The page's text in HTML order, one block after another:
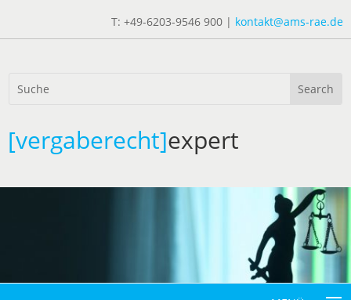
T: +49-6203-9546 900 | kontakt@ams-rae.de
[vergaberecht]expert